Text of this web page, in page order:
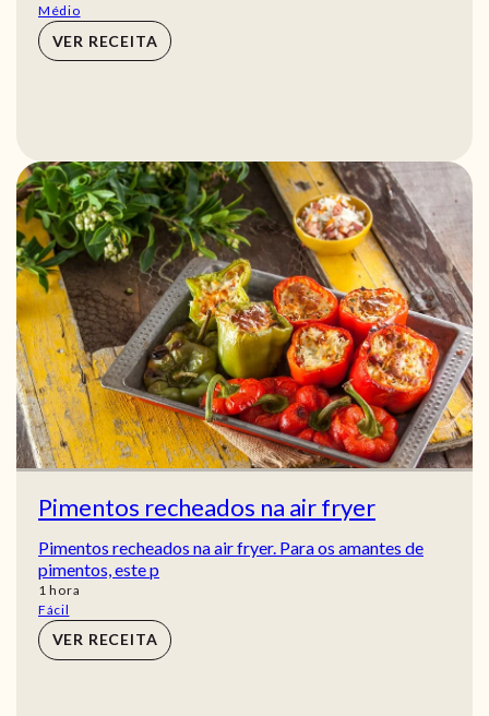
Médio
VER RECEITA
Pimentos recheados na air fryer
Pimentos recheados na air fryer. Para os amantes de
pimentos, este p
1 hora
hora
Fácil
VER RECEITA